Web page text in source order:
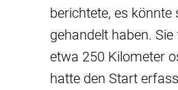
berichtete, es
gehandelt haben.
etwa 250 Kilometer
hatte den Start